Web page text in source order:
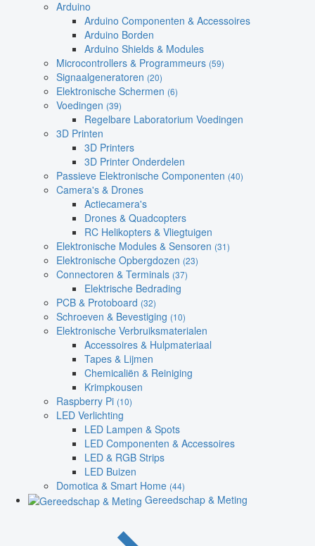
Arduino
Arduino Componenten & Accessoires
Arduino Borden
Arduino Shields & Modules
Microcontrollers & Programmeurs (59)
Signaalgeneratoren (20)
Elektronische Schermen (6)
Voedingen (39)
Regelbare Laboratorium Voedingen
3D Printen
3D Printers
3D Printer Onderdelen
Passieve Elektronische Componenten (40)
Camera's & Drones
Actiecamera's
Drones & Quadcopters
RC Helikopters & Vliegtuigen
Elektronische Modules & Sensoren (31)
Elektronische Opbergdozen (23)
Connectoren & Terminals (37)
Elektrische Bedrading
PCB & Protoboard (32)
Schroeven & Bevestiging (10)
Elektronische Verbruiksmaterialen
Accessoires & Hulpmateriaal
Tapes & Lijmen
Chemicaliën & Reiniging
Krimpkousen
Raspberry Pi (10)
LED Verlichting
LED Lampen & Spots
LED Componenten & Accessoires
LED & RGB Strips
LED Buizen
Domotica & Smart Home (44)
Gereedschap & Meting